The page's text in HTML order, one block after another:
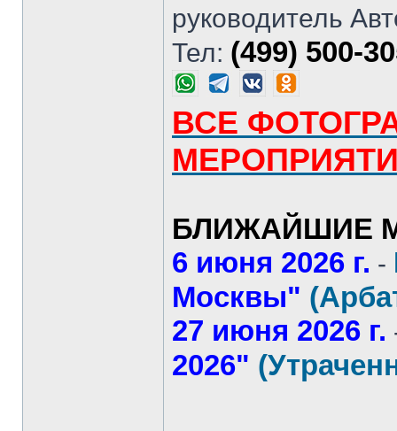
руководитель
Тел: (499) 500-
ВСЕ
БЛИЖАЙШИЕ
6 июня 2026 г. -
Москвы"
27 июня 2026 г.
2026"